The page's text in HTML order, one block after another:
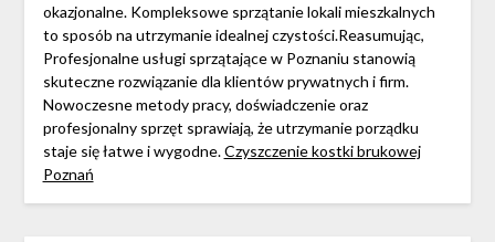
okazjonalne. Kompleksowe sprzątanie lokali mieszkalnych
to sposób na utrzymanie idealnej czystości.Reasumując,
Profesjonalne usługi sprzątające w Poznaniu stanowią
skuteczne rozwiązanie dla klientów prywatnych i firm.
Nowoczesne metody pracy, doświadczenie oraz
profesjonalny sprzęt sprawiają, że utrzymanie porządku
staje się łatwe i wygodne.Czyszczenie kostki brukowej
Poznań